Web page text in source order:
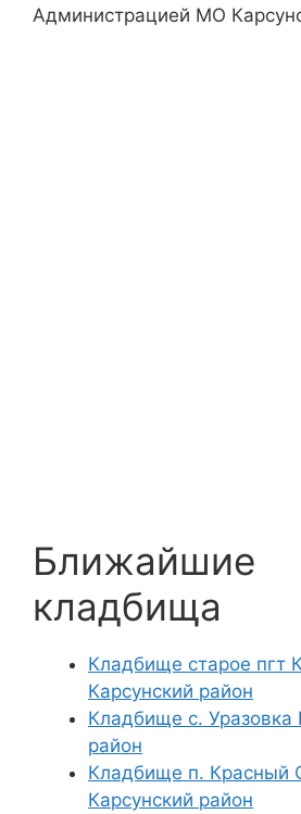
Администрацией МО
Ближайшие
кладбища
Кладбище старое пгт
Карсунский район
Кладбище с. Уразовка
район
Кладбище п. Красный
Карсунский район